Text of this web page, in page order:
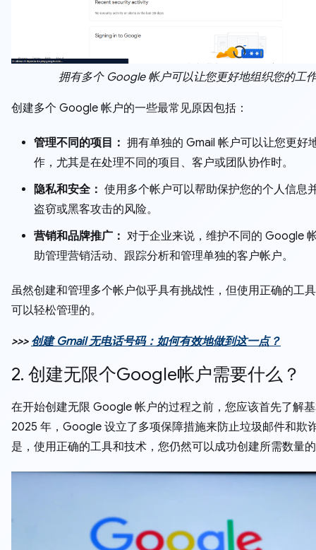
拥有多个 Google 帐户可以让您更好地组织您的工
创建多个 Google 帐户的一些最常见原因包括：
管理不同的项目： 拥有单独的 Gmail 帐户可以让您更好
作，尤其是在处理不同的项目、客户或团队协作时。
隐私和安全： 使用多个帐户可以帮助保护您的个人信息
盗窃或黑客攻击的风险。
营销和品牌推广： 对于企业来说，维护不同的 Google
助管理营销活动、跟踪分析和管理单独的客户帐户。
虽然创建和管理多个帐户似乎具有挑战性，但使用正确的工
可以轻松管理的。
>>> 创建 Gmail 无电话号码：如何有效地做到这一点？
2. 创建无限个Google帐户需要什么？
在开始创建无限 Google 帐户的过程之前，您应该首先了解
2025 年，Google 设立了多项保障措施来防止垃圾邮件和欺
是，使用正确的工具和技术，您仍然可以成功创建所需数量